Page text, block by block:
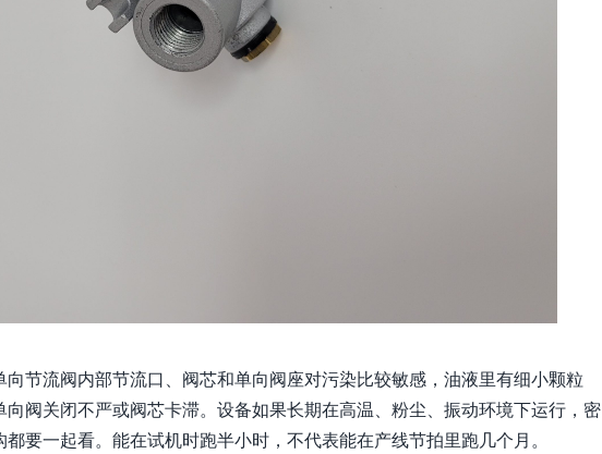
节流阀内部节流口、阀芯和单向阀座对污染比较敏感，油液里有细小颗粒
阀关闭不严或阀芯卡滞。设备如果长期在高温、粉尘、振动环境下运行，密
要一起看。能在试机时跑半小时，不代表能在产线节拍里跑几个月。